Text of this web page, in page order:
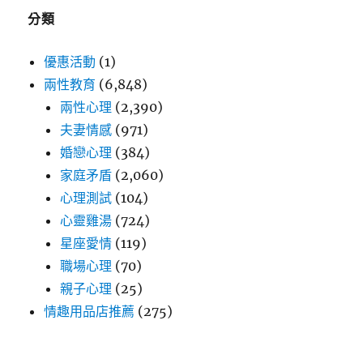
分類
優惠活動 (1)
兩性教育 (6,848)
兩性心理 (2,390)
夫妻情感 (971)
婚戀心理 (384)
家庭矛盾 (2,060)
心理測試 (104)
心靈雞湯 (724)
星座愛情 (119)
職場心理 (70)
親子心理 (25)
情趣用品店推薦 (275)